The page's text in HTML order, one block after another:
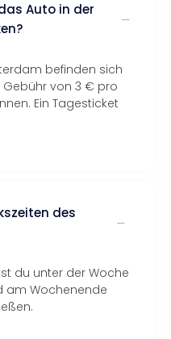
Auto in der
befinden sich
Gebühr von 3 € pro
Ein Tagesticket
des
du unter der Woche
am Wochenende